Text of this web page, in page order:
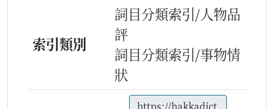
索引類別
詞目分類索引/人物品
評
詞目分類索引/事物情
狀